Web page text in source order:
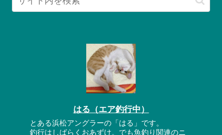
はる（エア釣行中）
とある浜松アングラーの「はる」です。
釣行はしばらくおあずけ。でも魚釣り関連のニ